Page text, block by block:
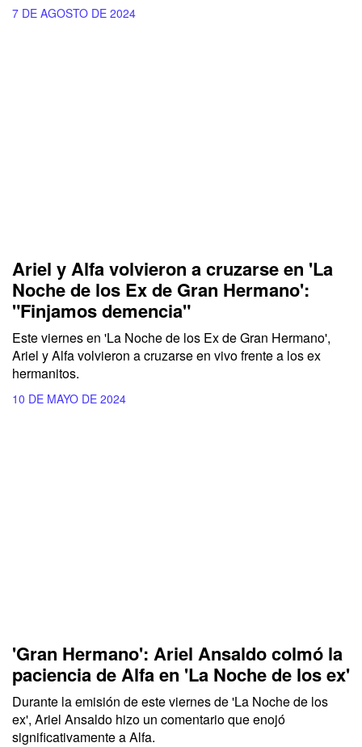
7 DE AGOSTO DE 2024
Ariel y Alfa volvieron a cruzarse en 'La
Noche de los Ex de Gran Hermano':
"Finjamos demencia"
Este viernes en 'La Noche de los Ex de Gran Hermano',
Ariel y Alfa volvieron a cruzarse en vivo frente a los ex
hermanitos.
10 DE MAYO DE 2024
'Gran Hermano': Ariel Ansaldo colmó la
paciencia de Alfa en 'La Noche de los ex'
Durante la emisión de este viernes de'La Noche de los
ex', Ariel Ansaldo hizo un comentario que enojó
significativamente aAlfa.